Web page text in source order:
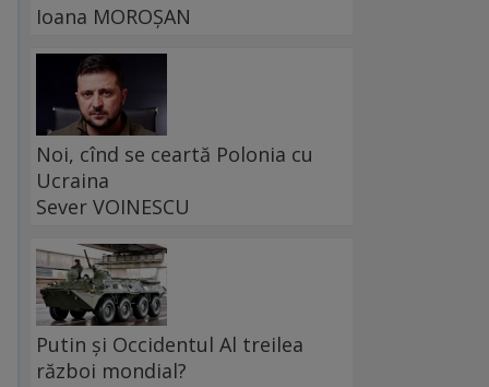
Ioana MOROȘAN
Noi, cînd se ceartă Polonia cu
Ucraina
Sever VOINESCU
Putin și Occidentul Al treilea
război mondial?